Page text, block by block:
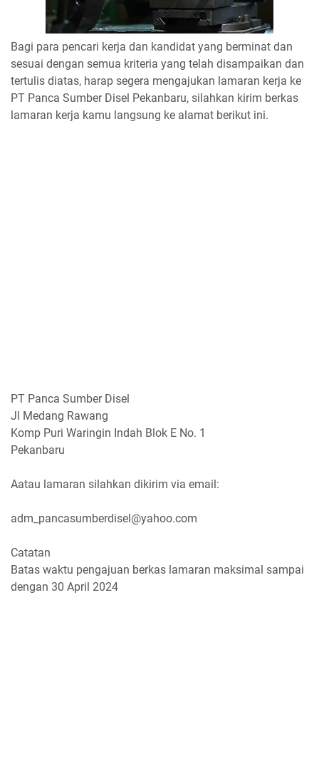
Bagi para pencari kerja dan kandidat yang berminat dan
sesuai dengan semua kriteria yang telah disampaikan dan
tertulis diatas, harap segera mengajukan lamaran kerja ke
PT Panca Sumber Disel Pekanbaru, silahkan kirim berkas
lamaran kerja kamu langsung ke alamat berikut ini.
PT Panca Sumber Disel
Jl Medang Rawang
Komp Puri Waringin Indah Blok E No. 1
Pekanbaru
Aatau lamaran silahkan dikirim via email:
adm_pancasumberdisel@yahoo.com
Catatan
Batas waktu pengajuan berkas lamaran maksimal sampai
dengan 30 April 2024